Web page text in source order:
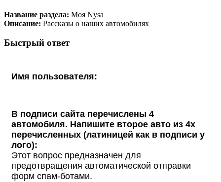
Название раздела: Моя Nysa
Описание: Рассказы о наших автомобилях
Быстрый ответ
Имя пользователя:
В подписи сайта перечислены 4
автомобиля. Напишите второе авто из 4х
перечисленных (латиницей как в подписи у
лого):
Этот вопрос предназначен для
предотвращения автоматической отправки
форм спам-ботами.